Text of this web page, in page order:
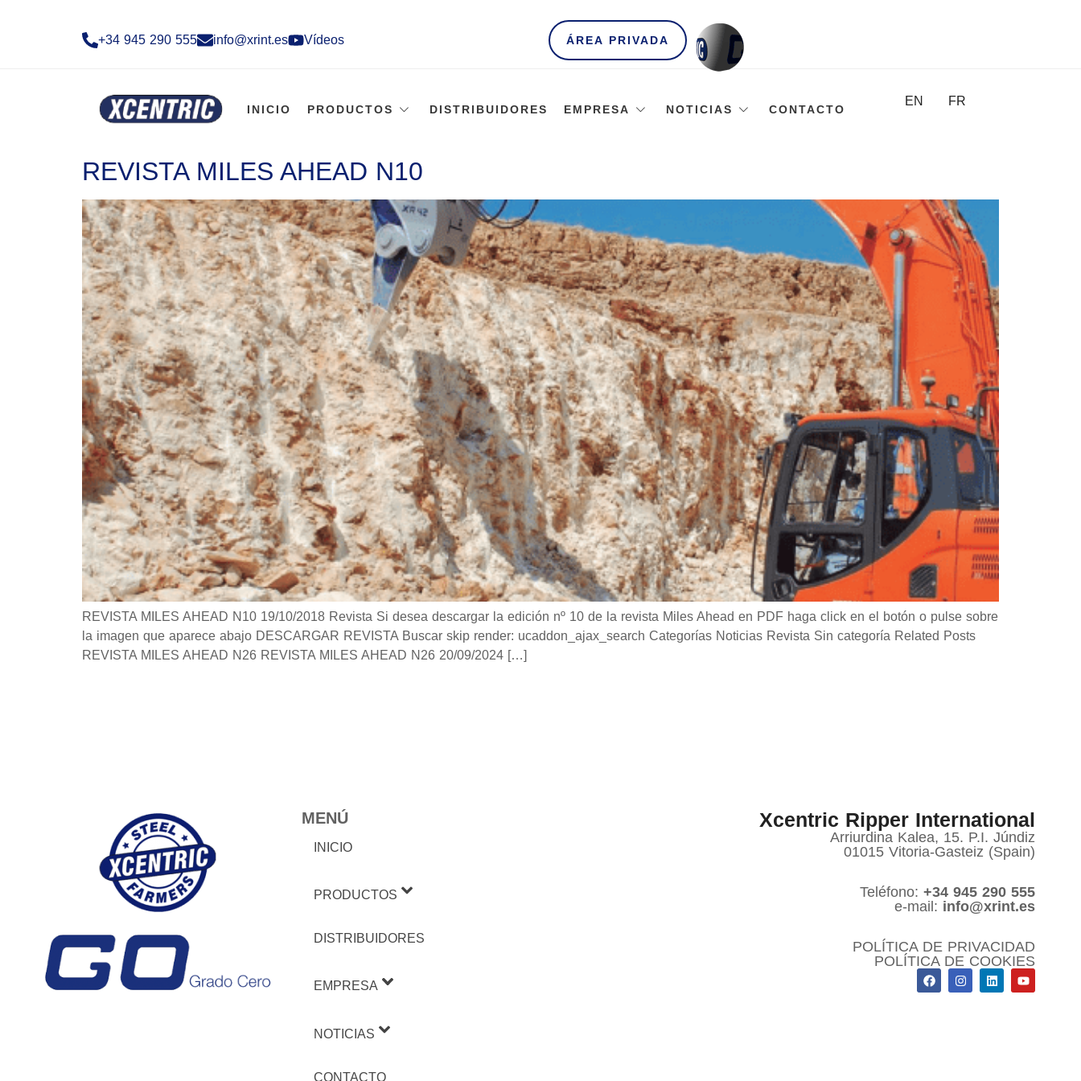
+34 945 290 555​ info@xrint.es Vídeos ÁREA PRIVADA
INICIO PRODUCTOS DISTRIBUIDORES EMPRESA NOTICIAS CONTACTO
EN FR
REVISTA MILES AHEAD N10
REVISTA MILES AHEAD N10 19/10/2018 Revista Si desea descargar la edición nº 10 de la revista Miles Ahead en PDF haga click en el botón o pulse sobre
la imagen que aparece abajo DESCARGAR REVISTA Buscar skip render: ucaddon_ajax_search Categorías Noticias Revista Sin categoría Related Posts
REVISTA MILES AHEAD N26 REVISTA MILES AHEAD N26 20/09/2024 […]
MENÚ
INICIO
PRODUCTOS
DISTRIBUIDORES
EMPRESA
NOTICIAS
CONTACTO
Xcentric Ripper International
Arriurdina Kalea, 15. P.I. Júndiz
01015 Vitoria-Gasteiz (Spain)
Teléfono: +34 945 290 555
e-mail: info@xrint.es
POLÍTICA DE PRIVACIDAD
POLÍTICA DE COOKIES